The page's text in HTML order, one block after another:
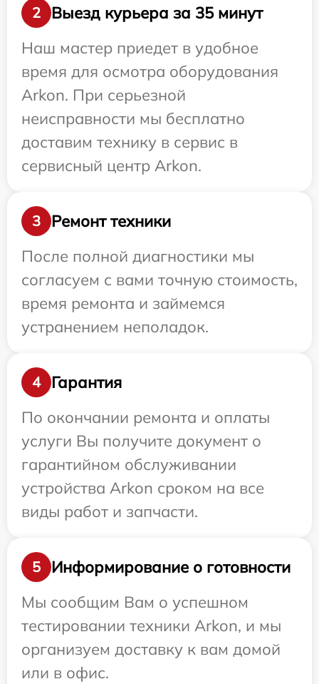
2
Выезд курьера за 35 минут
Наш мастер приедет в удобное
время для осмотра оборудования
Arkon. При серьезной
неисправности мы бесплатно
доставим технику в сервис в
сервисный центр Arkon.
3
Ремонт техники
После полной диагностики мы
согласуем с вами точную стоимость,
время ремонта и займемся
устранением неполадок.
4
Гарантия
По окончании ремонта и оплаты
услуги Вы получите документ о
гарантийном обслуживании
устройства Arkon сроком на все
виды работ и запчасти.
5
Информирование о готовности
Мы сообщим Вам о успешном
тестировании техники Arkon, и мы
организуем доставку к вам домой
или в офис.